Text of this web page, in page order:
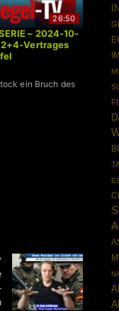
26:50
– 2024-10-
2+4-Vertrages
ein Bruch des